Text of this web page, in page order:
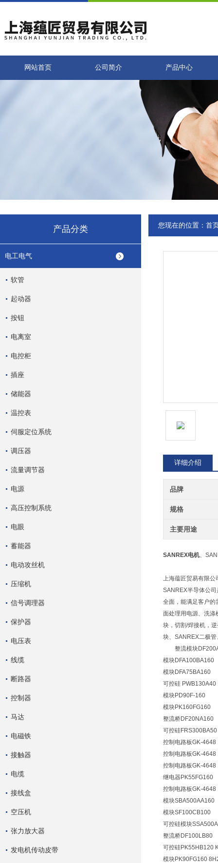
网站首页 公司简介 产品中心
产品分类
电工电气
软管
起动器
按钮
电离室
电控柜
插座
储能器
温控表
伺服定位系统
调压器
流量调节器
电源
高压控制系统
电眼
蓄能器
电动攻丝机
压缩机
信号调理器
保护器
电压表
线缆
断路器
控制器
马达
电磁铁
接触器
电缆
接线盒
空压机
张力放大器
发电机传动皮带
您现在的位置： 首
详细介绍
品牌
规格
主要用途
SANREX电机、
上海蕴匠贸易有限
SANREX半导体公
全面，能满足客户的
面处理用电源、洗涤
块，切割/焊接机，
块、SANREX二极
整流模块
模块DFA100BA160
模块DFA75BA160
可控硅 PWB130A40
模块PD90F-160
模块PK160FG160
整流桥DF20NA160
可控硅FRS300BA50
控制电路板GK-4648
控制电路板GK-4648
控制电路板GK-4648
继电器PK55FG160
控制电路板GK-4648
模块SBA500AA160
模块SF100CB100
可控硅模块
整流桥DF100LB80
可控硅PK55HB120
模块PK90FG160